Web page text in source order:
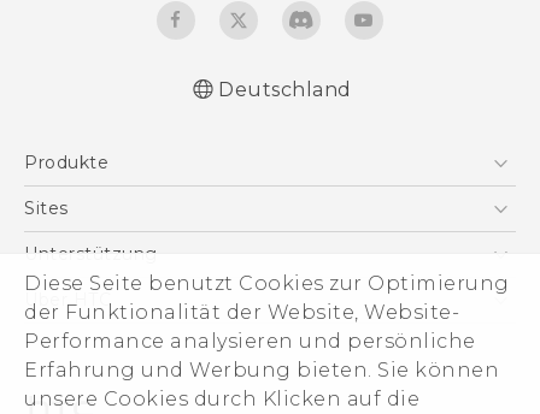
Diese Seite benutzt Cookies zur Optimierung
der Funktionalität der Website, Website-
Performance analysieren und persönliche
Erfahrung und Werbung bieten. Sie können
unsere Cookies durch Klicken auf die
behördliche Bestimmungen
English - Quick start guide
English - User manual
English - Safety and regulatory guide
Deutschland
Produkte
Smartphones
VIVE
Zubehör
Sites
HTC Dev
HTC Vive
Unterstützung
Unterstützung
eCommerce Support
Über HTC
ESG
Impressum